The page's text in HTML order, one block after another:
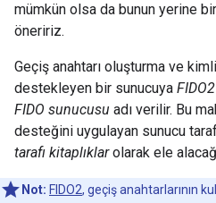
mümkün olsa da bunun yerine
öneririz.
Geçiş anahtarı oluşturma ve
destekleyen bir sunucuya
FIDO sunucusu adı verilir. Bu
desteğini uygulayan sunucu
tarafı kitaplıklarolarak ele
Not: FIDO2, geçiş anahtarlarının